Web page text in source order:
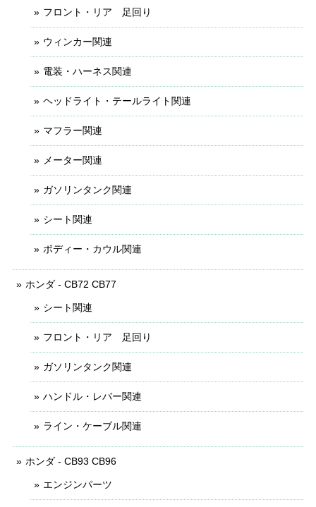
フロント・リア 足回り
ウィンカー関連
電装・ハーネス関連
ヘッドライト・テールライト関連
マフラー関連
メーター関連
ガソリンタンク関連
シート関連
ボディー・カウル関連
ホンダ - CB72 CB77
シート関連
フロント・リア 足回り
ガソリンタンク関連
ハンドル・レバー関連
ライン・ケーブル関連
ホンダ - CB93 CB96
エンジンパーツ